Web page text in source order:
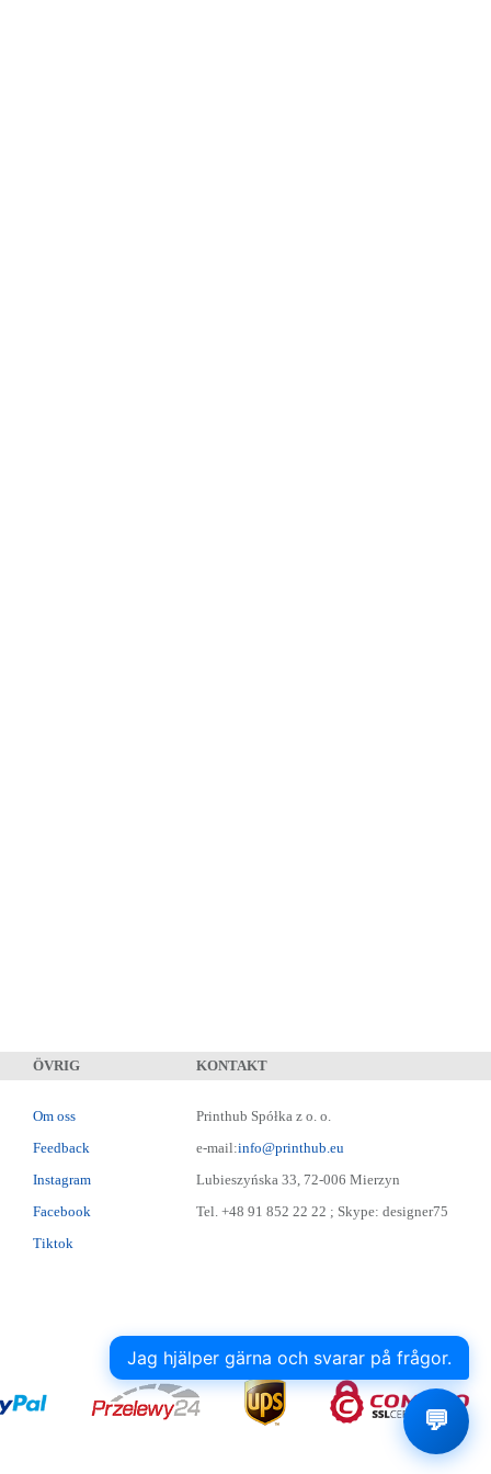
ÖVRIG
Om oss
Feedback
Instagram
Facebook
Tiktok
KONTAKT
Printhub Spółka z o. o.
e-mail:info@printhub.eu
Lubieszyńska 33, 72-006 Mierzyn
Tel. +48 91 852 22 22 ; Skype: designer75
Jag hjälper gärna och svarar på frågor.
💬